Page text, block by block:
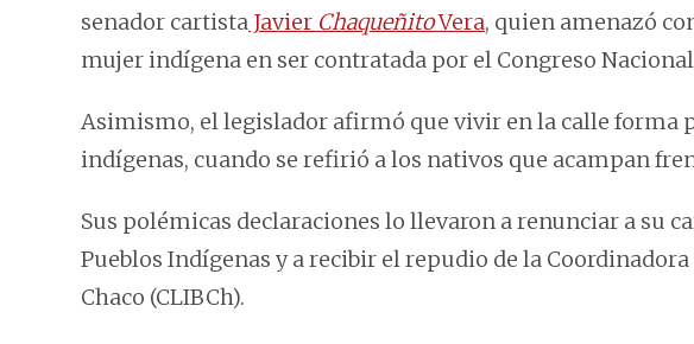
senador cartista Javier ChaqueñitoVera, quien amenazó
mujer indígena en ser contratada por el Congreso
Asimismo, el legislador afirmó que vivir en la calle forma
indígenas, cuando se refirió a los nativos que acampan
Sus polémicas declaraciones lo llevaron a renunciar a su
Pueblos Indígenas y a recibir el repudio de la
Chaco (CLIBCh).